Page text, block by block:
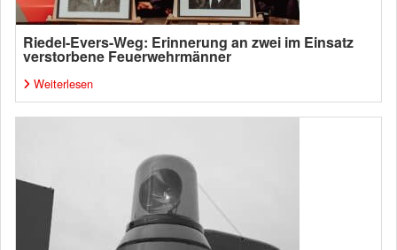
Riedel-Evers-Weg: Erinnerung an zwei im Einsatz
verstorbene Feuerwehrmänner
Weiterlesen